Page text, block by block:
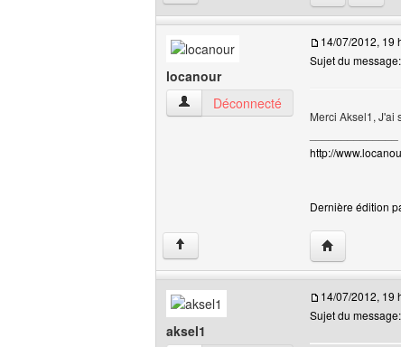
locanour
locanour Voir le profil de l'utilisateur
Déconnecté
14/07/2012, 19
Sujet du
Merci Aksel1, J'ai
http://
Dernière édition
↑ Visiter le site
aksel1
14/07/2012, 19
Sujet du